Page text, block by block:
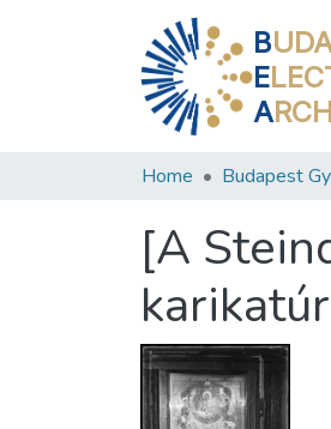
B
E
A
Home Budapest
[A